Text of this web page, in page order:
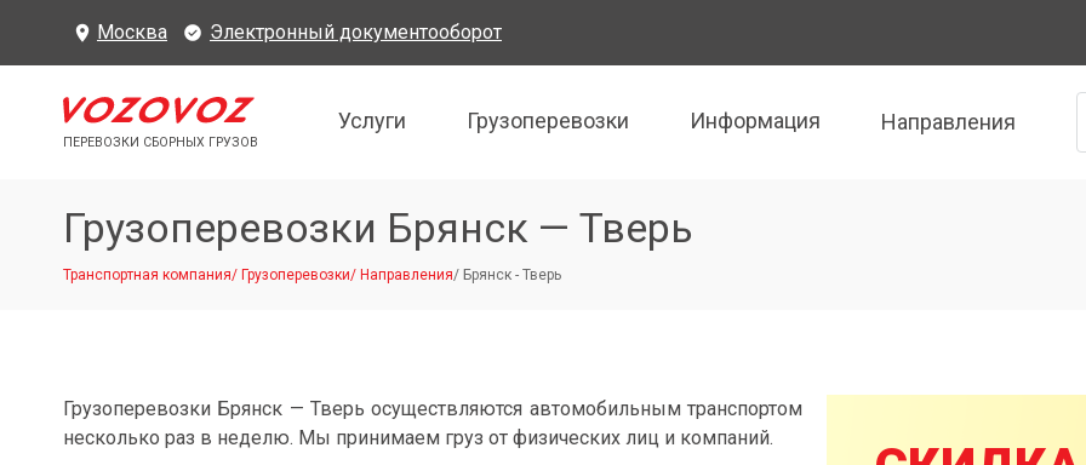
Москва Электронный документооборот
ПЕРЕВОЗКИ СБОРНЫХ ГРУЗОВ
Услуги Грузоперевозки Информация Направления
Грузоперевозки Брянск — Тверь
Транспортная компания/ Грузоперевозки/ Направления/ Брянск - Тверь
Грузоперевозки Брянск — Тверь осуществляются автомобильным транспортом
несколько раз в неделю. Мы принимаем груз от физических лиц и компаний.